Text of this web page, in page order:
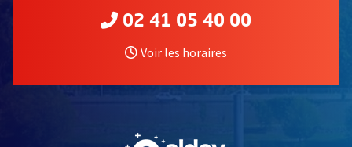
02 41 05 40 00
Voir les horaires